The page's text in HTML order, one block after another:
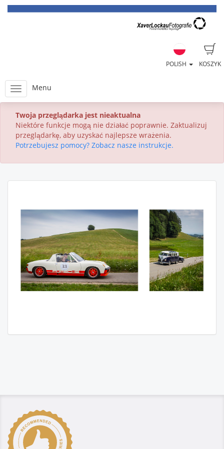
KOSZYK
POLISH
Menu
Twoja przeglądarka jest nieaktualna
Niektóre funkcje mogą nie działać poprawnie. Zaktualizuj
przeglądarkę, aby uzyskać najlepsze wrażenia.
Potrzebujesz pomocy? Zobacz nasze instrukcje.